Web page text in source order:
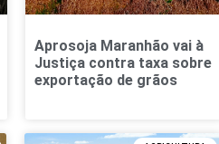
Aprosoja Maranhão vai à
Justiça contra taxa sobre
exportação de grãos